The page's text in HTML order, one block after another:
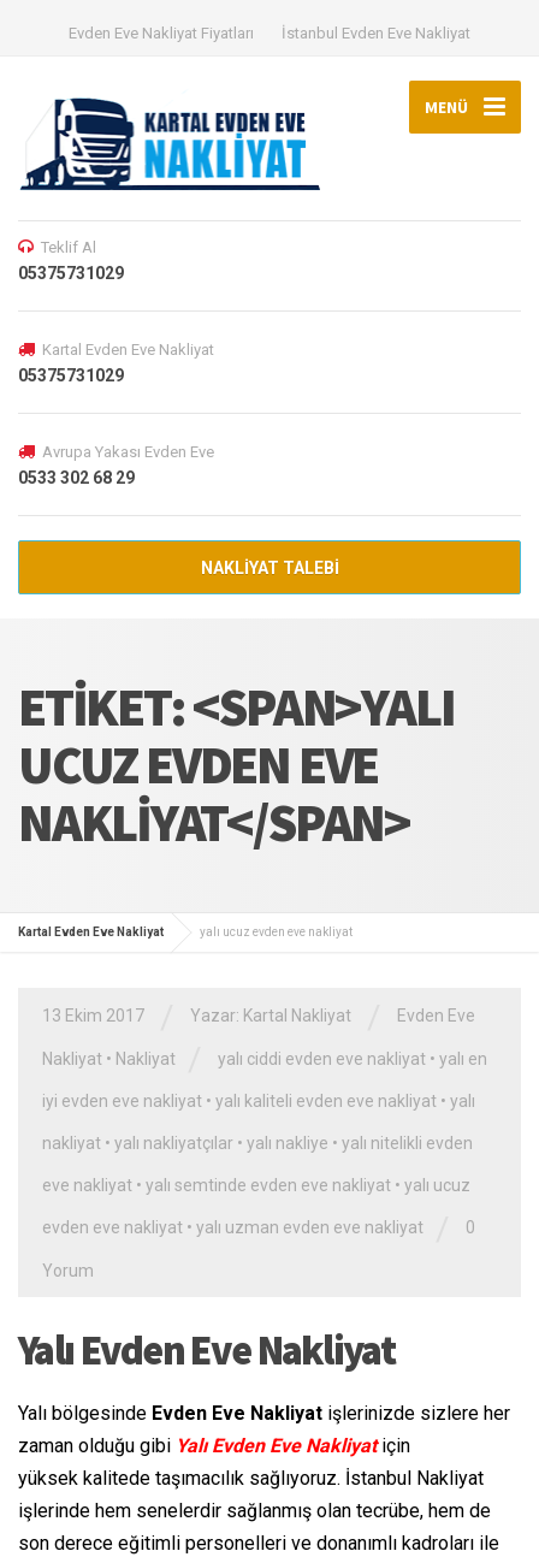
Evden Eve Nakliyat Fiyatları İstanbul Evden Eve Nakliyat
MENÜ
Teklif Al
05375731029
Kartal Evden Eve Nakliyat
05375731029
Avrupa Yakası Evden Eve
0533 302 68 29
NAKLİYAT TALEBİ
ETIKET: <SPAN>YALI
UCUZ EVDEN EVE
NAKLIYAT</SPAN>
Kartal Evden Eve Nakliyat yalı ucuz evden eve nakliyat
13 Ekim 2017 Yazar: Kartal Nakliyat Evden Eve
Nakliyat • Nakliyat yalı ciddi evden eve nakliyat • yalı en
iyi evden eve nakliyat • yalı kaliteli evden eve nakliyat • yalı
nakliyat • yalı nakliyatçılar • yalı nakliye • yalı nitelikli evden
eve nakliyat • yalı semtinde evden eve nakliyat • yalı ucuz
evden eve nakliyat • yalı uzman evden eve nakliyat 0
Yorum
Yalı Evden Eve Nakliyat
Yalı bölgesinde Evden Eve Nakliyat işlerinizde sizlere her
zaman olduğu gibi Yalı Evden Eve Nakliyatiçin
yüksek kalitede taşımacılık sağlıyoruz. İstanbul Nakliyat
işlerinde hem senelerdir sağlanmış olan tecrübe, hem de
son derece eğitimli personelleri ve donanımlı kadroları ile